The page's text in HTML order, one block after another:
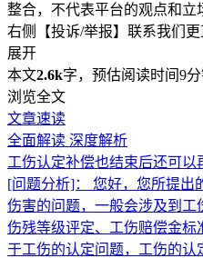
整合，不代表平台的观点和
右侧【投诉/举报】联系我们更
展开
本文2.6k字，预估阅读时间9
浏览全文
文章速读
全面解读 深度解析
工伤认定补偿也结束后还可以
[问题分析]：
您好，您所提出
伤害的问题，一般会涉及到
伤残等级评定、工伤赔偿金
于工伤的认定问题，工伤的